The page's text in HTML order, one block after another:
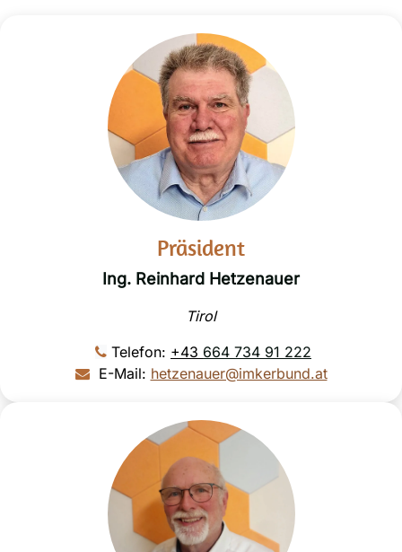
Präsident
Ing. Reinhard Hetzenauer
Tirol
Telefon: +43 664 734 91 222
E-Mail: hetzenauer@imkerbund.at